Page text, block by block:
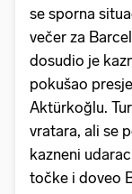
se sporna
večer za
dosudio je
pokušao
Aktürkoğlu.
vratara, ali se
kazneni
točke i doveo